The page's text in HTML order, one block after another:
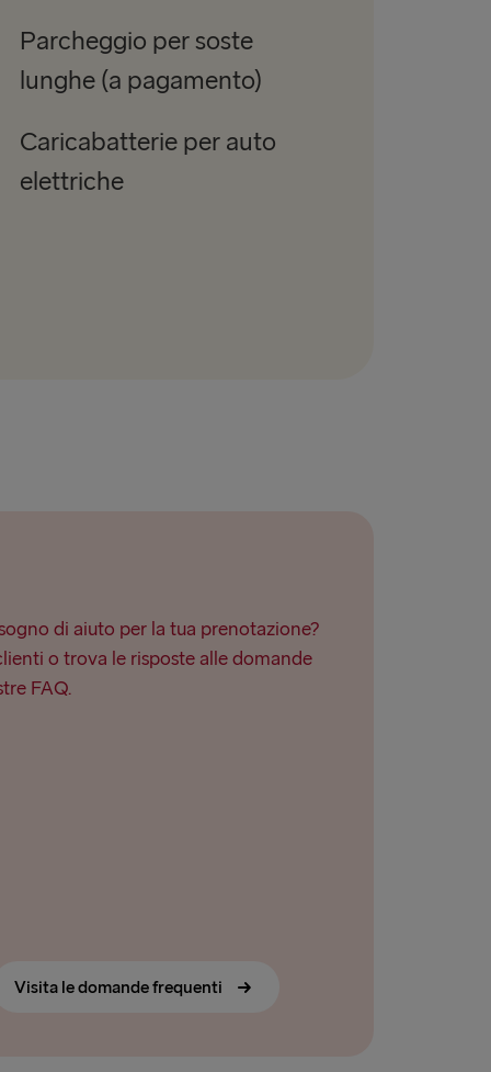
Parcheggio per soste
lunghe (a pagamento)
Caricabatterie per auto
elettriche
di aiuto per la tua prenotazione?
o trova le risposte alle domande
FAQ.
Visita le domande frequenti